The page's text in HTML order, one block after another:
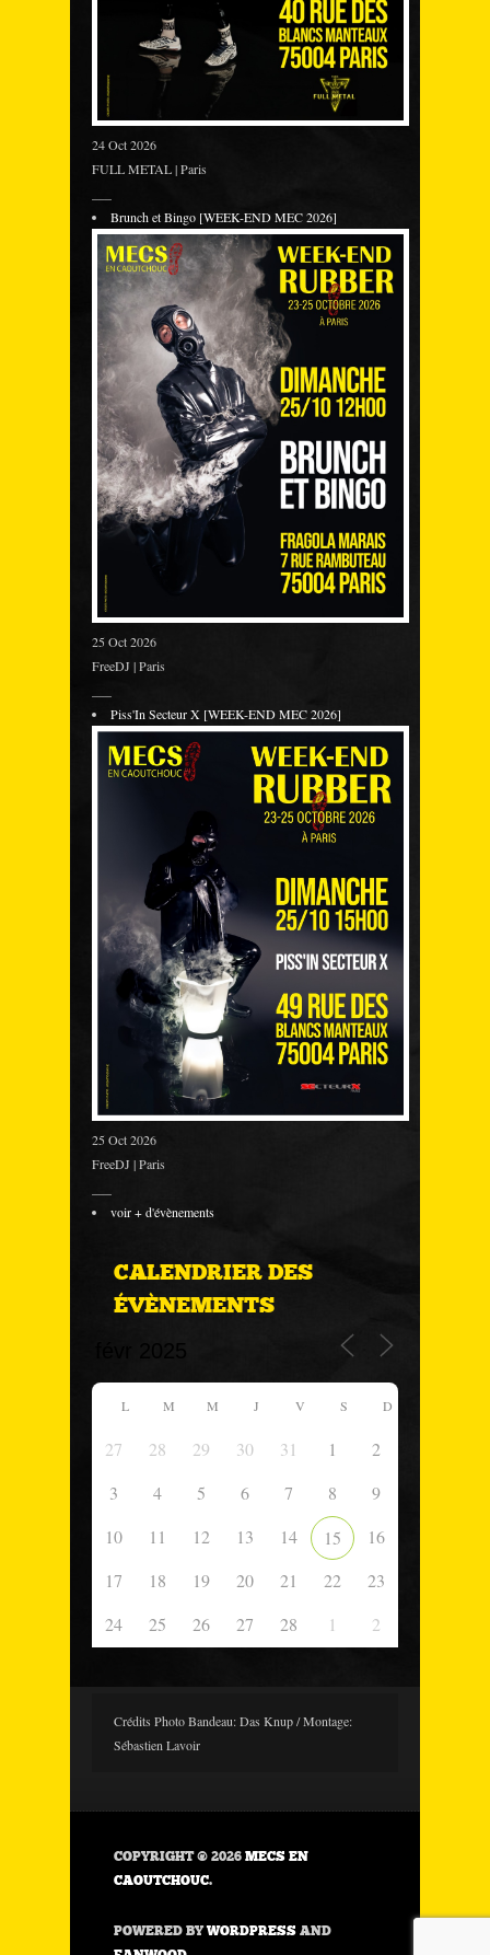
24 Oct 2026
FULL METAL | Paris
Brunch et Bingo [WEEK-END MEC 2026]
25 Oct 2026
FreeDJ | Paris
Piss'In Secteur X [WEEK-END MEC 2026]
25 Oct 2026
FreeDJ | Paris
voir + d'évènements
CALENDRIER DES
ÉVÈNEMENTS
L M M J V S D
27 28 29 30 31 1
2
3
4 5 6 7 8
9
10
11 12 13 14 15
16
17
18 19 20 21 22
23
24
25 26 27 28 1 2
Crédits Photo Bandeau: Das Knup / Montage:
Sébastien Lavoir
COPYRIGHT © 2026 MECS EN
CAOUTCHOUC.
POWERED BYWORDPRESS AND